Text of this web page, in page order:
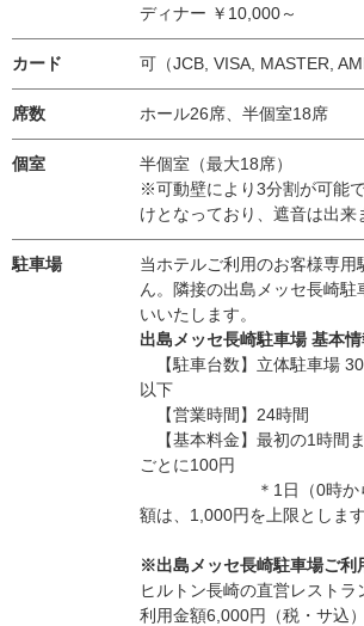
ディナー ￥10,000～
カード 可（JCB, VISA, MASTER,
席数 ホール26席、半個室18席
個室
半個室（最大18席）
※可動壁により3分割が可能
けとなっており、遮音は出来
駐車場
当ホテルご利用のお客様専用
ん。隣接の出島メッセ長崎
いいたします。
出島メッセ長崎駐車場 基本情
【駐車台数】立体駐車場
以下
【営業時間】24時間
【基本料金】最初の1時間
ごとに100円
＊1日（0時から24
額は、1,000円を上限とします
※出島メッセ長崎駐車場ご利
ヒルトン長崎の直営レスト
利用金額6,000円（税・サ込